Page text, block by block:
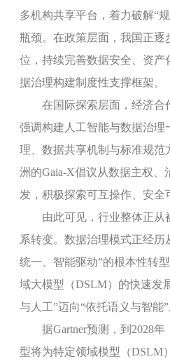
多机构共享平台，着力破解“
瓶颈。在政策层面，我国正
位，持续完善数据安全、资
据治理构建制度性支撑框架。
在国际探索层面，经济合
强调构建人工智能与数据治
理、数据共享机制与标准规
洲的Gaia‑X倡议从数据主权、
发，积极探索可互操作、安全
由此可见，行业整体正
系转变。数据治理模式正经历
统一、智能驱动”的根本性转
域大模型（DSLM）的快速发
与人工”迈向“依托语义与智能”
据Gartner预测，到 2028年
型将为特定领域模型（DSLM